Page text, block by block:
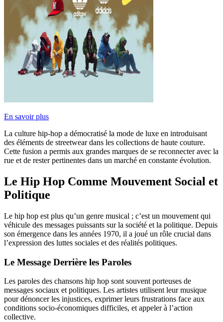
En savoir plus
La culture hip-hop a démocratisé la mode de luxe en introduisant
des éléments de streetwear dans les collections de haute couture.
Cette fusion a permis aux grandes marques de se reconnecter avec la
rue et de rester pertinentes dans un marché en constante évolution.
Le Hip Hop Comme Mouvement Social et
Politique
Le hip hop est plus qu’un genre musical ; c’est un mouvement qui
véhicule des messages puissants sur la société et la politique. Depuis
son émergence dans les années 1970, il a joué un rôle crucial dans
l’expression des luttes sociales et des réalités politiques.
Le Message Derrière les Paroles
Les paroles des chansons hip hop sont souvent porteuses de
messages sociaux et politiques. Les artistes utilisent leur musique
pour dénoncer les injustices, exprimer leurs frustrations face aux
conditions socio-économiques difficiles, et appeler à l’action
collective.